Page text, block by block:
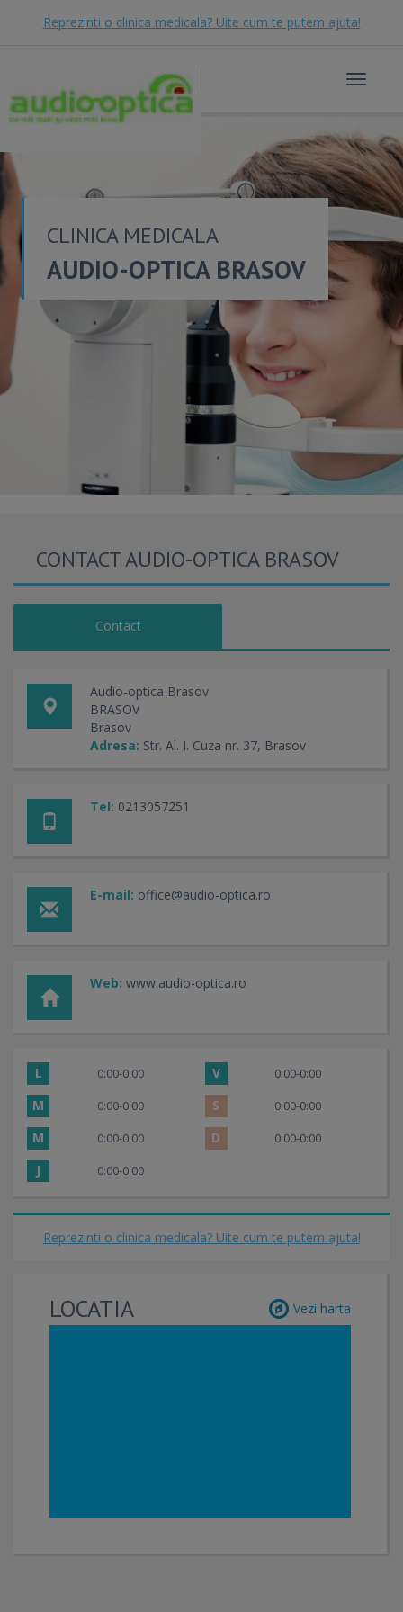
Reprezinti o clinica medicala? Uite cum te putem ajuta!
Toggle
CLINICA MEDICALA
AUDIO-OPTICA BRASOV
CONTACT AUDIO-OPTICA BRASOV
Contact
Audio-optica Brasov
BRASOV
Brasov
Adresa: Str. Al. I. Cuza nr. 37, Brasov
Tel: 0213057251
E-mail: office@audio-optica.ro
Web: www.audio-optica.ro
L 0:00-0:00 V 0:00-0:00
M 0:00-0:00 S 0:00-0:00
M 0:00-0:00 D 0:00-0:00
J 0:00-0:00
Reprezinti o clinica medicala? Uite cum te putem ajuta!
LOCATIA Vezi harta